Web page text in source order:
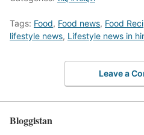
Tags: Food, Food news, Food
lifestyle news, Lifestyle news in
Leave a
Bloggistan